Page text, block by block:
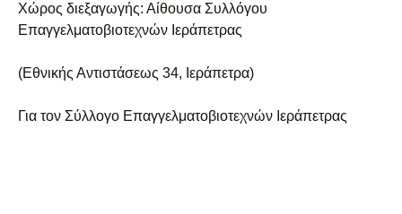
Χώρος διεξαγωγής: Αίθουσα Συλλόγου
Επαγγελματοβιοτεχνών Ιεράπετρας
(Εθνικής Αντιστάσεως 34, Ιεράπετρα)
Για τον Σύλλογο Επαγγελματοβιοτεχνών Ιεράπετρας